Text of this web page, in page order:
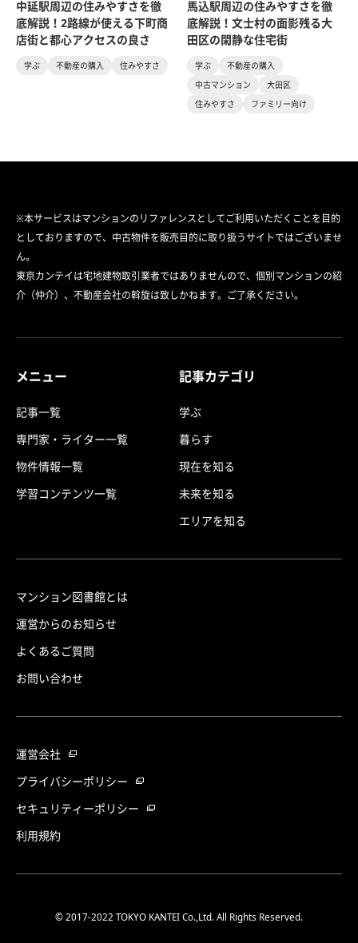
中延駅周辺の住みやすさを徹
底解説！2路線が使える下町商
店街と都心アクセスの良さ
学ぶ 不動産の購入 住みやすさ
馬込駅周辺の住みやすさを徹
底解説！文士村の面影残る大
田区の閑静な住宅街
学ぶ
不動産の購入
中古マンション
大田区
住みやすさ
ファミリー向け
※本サービスはマンションのリファレンスとしてご利用いただくことを目的
としておりますので、中古物件を販売目的に取り扱うサイトではございませ
ん。
東京カンテイは宅地建物取引業者ではありませんので、個別マンションの紹
介（仲介）、不動産会社の斡旋は致しかねます。ご了承ください。
メニュー
記事一覧
専門家・ライター一覧
物件情報一覧
学習コンテンツ一覧
記事カテゴリ
学ぶ
暮らす
現在を知る
未来を知る
エリアを知る
マンション図書館とは
運営からのお知らせ
よくあるご質問
お問い合わせ
運営会社
プライバシーポリシー
セキュリティーポリシー
利用規約
© 2017-2022 TOKYO KANTEI Co.,Ltd. All Rights Reserved.